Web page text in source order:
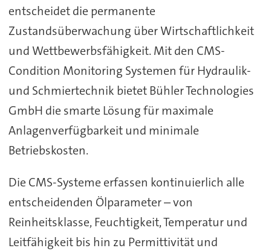
entscheidet die permanente
Zustandsüberwachung über Wirtschaftlichkeit
und Wettbewerbsfähigkeit. Mit den CMS-
Condition Monitoring Systemen für Hydraulik-
und Schmiertechnik bietet Bühler Technologies
GmbH die smarte Lösung für maximale
Anlagenverfügbarkeit und minimale
Betriebskosten.
Die CMS-Systeme erfassen kontinuierlich alle
entscheidenden Ölparameter – von
Reinheitsklasse, Feuchtigkeit, Temperatur und
Leitfähigkeit bis hin zu Permittivität und